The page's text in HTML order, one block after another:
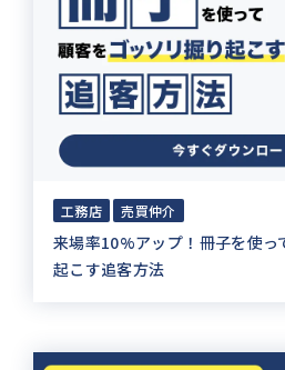
工務店 売買仲介
来場率10%アップ！冊子を使っ
起こす追客方法